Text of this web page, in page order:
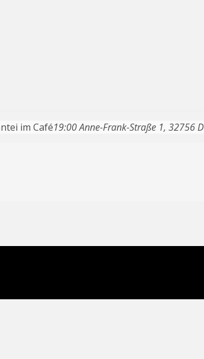
im Café19:00Anne-Frank-Straße 1, 32756